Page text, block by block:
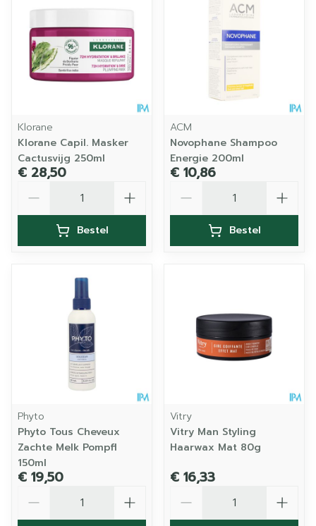
Klorane
Klorane Capil. Masker
Cactusvijg 250ml
€ 28,50
Bestel
ACM
Novophane Shampoo
Energie 200ml
€ 10,86
Bestel
Phyto
Phyto Tous Cheveux
Zachte Melk Pompfl
150ml
€ 19,50
Vitry
Vitry Man Styling
Haarwax Mat 80g
€ 16,33